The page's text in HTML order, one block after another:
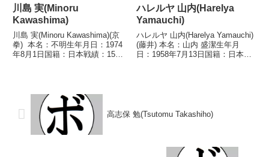
川島 実(Minoru
Kawashima)
川島 実(Minoru Kawashima)(京
拳) 本名：不明生年月日：1974
年8月1日国籍：日本戦績：15戦9
△4R判定 ...
ハレルヤ 山内(Harelya
Yamauchi)
ハレルヤ 山内(Harelya Yamauchi)
(藤井) 本名：山内 盛潔生年月
日：1958年7月13日国籍：日本戦
高志保 勉(Tsutomu Takashiho)